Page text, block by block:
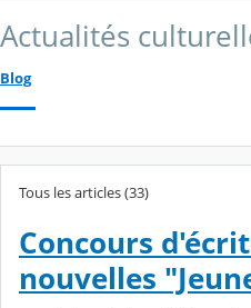
Actualités
Blog
Tous les articles (33)
Concours
nouvelles